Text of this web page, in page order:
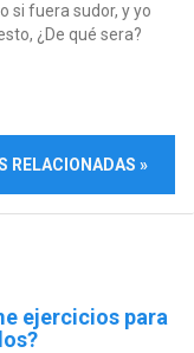
si fuera sudor, y yo
¿De qué sera?
RELACIONADAS »
ejercicios para